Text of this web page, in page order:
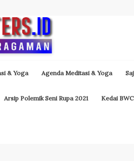
& Yoga Agenda Meditasi & Yoga
Arsip Polemik Seni Rupa 2021 Kedai